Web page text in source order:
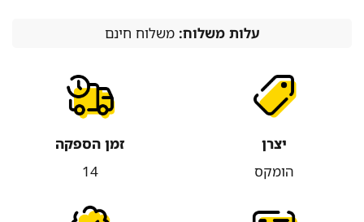
עלות משלוח:משלוח חינם
יצרן
הומקס
זמן הספקה
14